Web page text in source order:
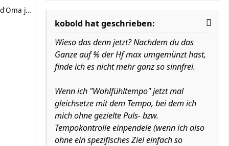
d'Oma joggt
kobold hat geschrieben:
Wieso das denn jetzt? Nachdem du das
Ganze auf % der Hf max umgemünzt hast,
finde ich es nicht mehr ganz so sinnfrei.
Wenn ich "Wohlfühltempo" jetzt mal
gleichsetze mit dem Tempo, bei dem ich
mich ohne gezielte Puls- bzw.
Tempokontrolle einpendele (wenn ich also
ohne ein spezifisches Ziel einfach so